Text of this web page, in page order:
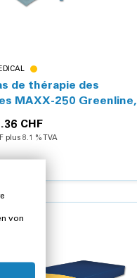
de thérapie des
MAXX-250 Greenline,
PU
CHF
plus 8.1 % TVA
von